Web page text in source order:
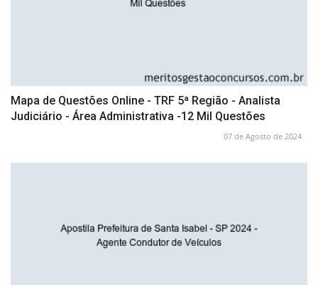
Mapa de Questões Online - TRF 5ª Região - Analista
Judiciário - Área Administrativa -12 Mil Questões
07 de Agosto de 2024